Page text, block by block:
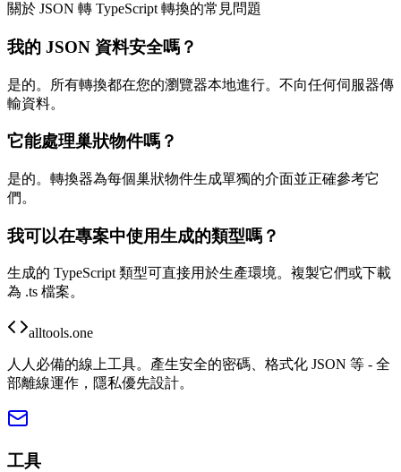
關於 JSON 轉 TypeScript 轉換的常見問題
我的 JSON 資料安全嗎？
是的。所有轉換都在您的瀏覽器本地進行。不向任何伺服器傳
輸資料。
它能處理巢狀物件嗎？
是的。轉換器為每個巢狀物件生成單獨的介面並正確參考它
們。
我可以在專案中使用生成的類型嗎？
生成的 TypeScript 類型可直接用於生產環境。複製它們或下載
為 .ts 檔案。
alltools.one
人人必備的線上工具。產生安全的密碼、格式化 JSON 等 - 全
部離線運作，隱私優先設計。
工具